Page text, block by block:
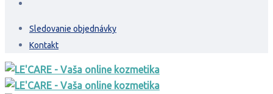
Sledovanie objednávky
Kontakt